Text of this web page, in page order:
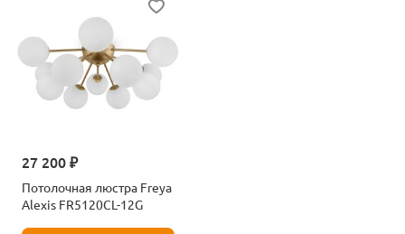
27 200 ₽
Потолочная люстра Freya
Alexis FR5120CL-12G